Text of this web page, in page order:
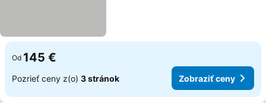
Od 145 €
Pozrieť ceny z(o) 3 stránok Zobraziť ceny